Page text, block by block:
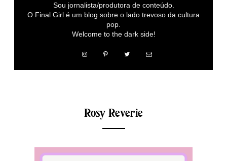
Sou jornalista/produtora de conteúdo.
O Final Girl é um blog sobre o lado trevoso da cultura
pop.
Welcome to the dark side!
Rosy Reverie